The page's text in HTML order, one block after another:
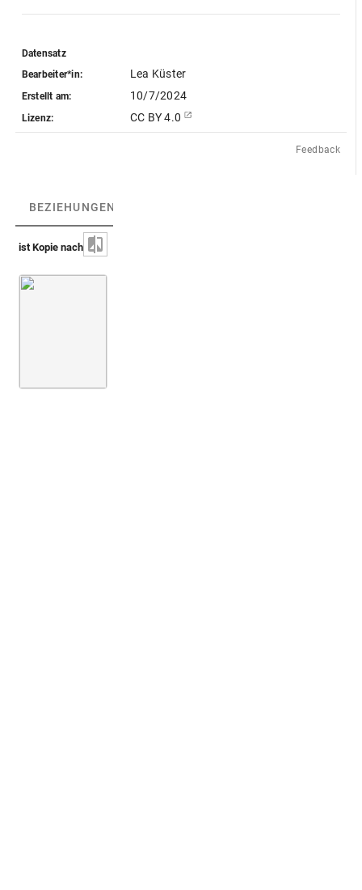
Datensatz
Bearbeiter*in:
Lea Küster
Erstellt am: 10/7/2024
Lizenz: CC BY 4.0
Feedback
BEZIEHUNGEN
ist Kopie nach